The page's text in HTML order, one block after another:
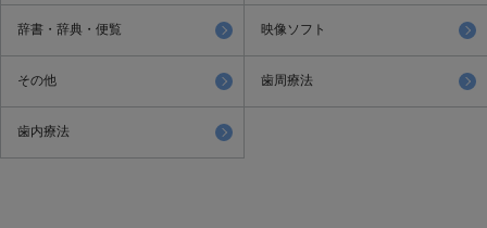
辞書・辞典・便覧 映像ソフト
その他 歯周療法
歯内療法